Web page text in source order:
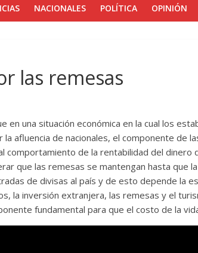
NACIONALES POLÍTICA OPINIÓN
las remesas
en una situación económica en la cual los
afluencia de nacionales, el componente de
comportamiento de la rentabilidad del dinero
que las remesas se mantengan hasta que
de divisas al país y de esto depende la
la inversión extranjera, las remesas y el
fundamental para que el costo de la